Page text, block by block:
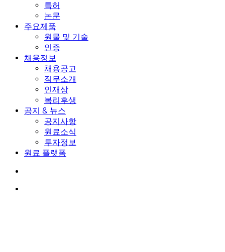
특허
논문
주요제품
원물 및 기술
인증
채용정보
채용공고
직무소개
인재상
복리후생
공지 & 뉴스
공지사항
원료소식
투자정보
원료 플랫폼